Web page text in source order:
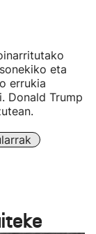
eta
errukia
Donald Trump